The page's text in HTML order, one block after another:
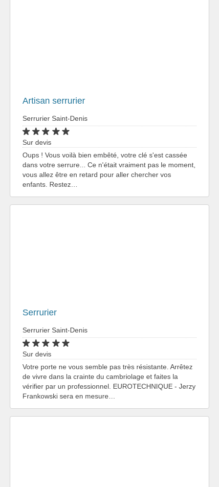
Artisan serrurier
Serrurier Saint-Denis
Sur devis
Oups ! Vous voilà bien embêté, votre clé s'est cassée
dans votre serrure... Ce n'était vraiment pas le moment,
vous allez être en retard pour aller chercher vos
enfants. Restez…
Serrurier
Serrurier Saint-Denis
Sur devis
Votre porte ne vous semble pas très résistante. Arrêtez
de vivre dans la crainte du cambriolage et faites la
vérifier par un professionnel. EUROTECHNIQUE - Jerzy
Frankowski sera en mesure…